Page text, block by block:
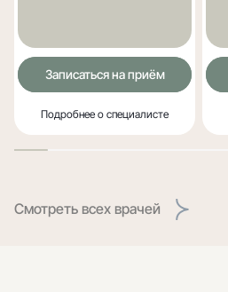
Записаться на приём
Подробнее о специалисте
Смотреть всех врачей